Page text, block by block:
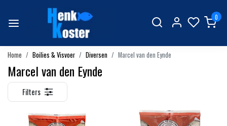
0
Home Boilies & Visvoer Diversen Marcel van den Eynde
Marcel van den Eynde
Filters